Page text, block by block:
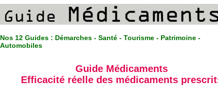
Nos 12 Guides : Démarches - Santé - Tourisme - Patrimoine -
Automobiles
Guide Médicaments
Efficacité réelle des médicaments